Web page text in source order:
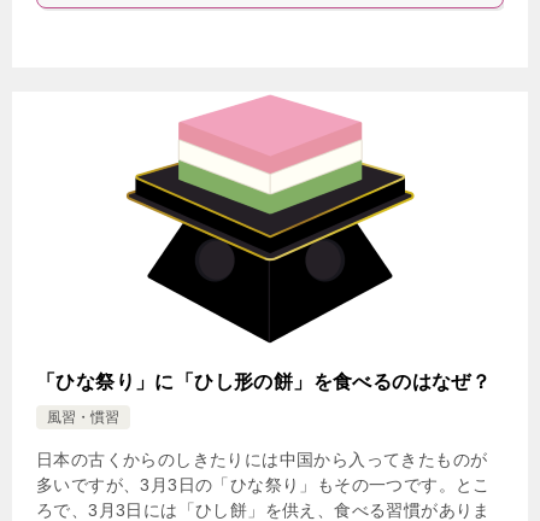
「ひな祭り」に「ひし形の餅」を食べるのはなぜ？
風習・慣習
日本の古くからのしきたりには中国から入ってきたものが
多いですが、3月3日の「ひな祭り」もその一つです。とこ
ろで、3月3日には「ひし餅」を供え、食べる習慣がありま